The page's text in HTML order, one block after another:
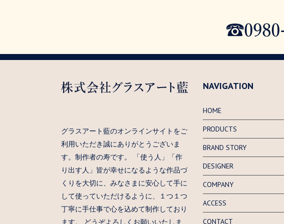
グラスアート藍のオンラインサイトをご
利用いただき誠にありがとうございま
す。制作者の寿です。 「使う人」「作
り出す人」皆が幸せになるような作品づ
くりを大切に、みなさまに安心して手に
して使っていただけるように、１つ１つ
丁寧に手仕事で心を込めて制作しており
ます。 どうぞよろしくお願いいたしま
NAVIGATION
HOME
PRODUCTS
BRAND STORY
DESIGNER
COMPANY
ACCESS
CONTACT